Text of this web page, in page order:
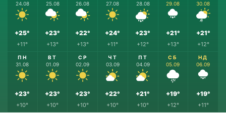
24.08
+25°
+11°
25.08
+23°
+13°
26.08
+22°
+13°
27.08
+24°
+11°
28.08
+23°
+12°
29.08
+21°
+13°
30.08
+21°
+12°
ПН
31.08
+23°
+10°
ВТ
01.09
+23°
+10°
СР
02.09
+23°
+10°
ЧТ
03.09
+22°
+10°
ПТ
04.09
+21°
+10°
СБ
05.09
+19°
+12°
НД
06.09
+19°
+11°